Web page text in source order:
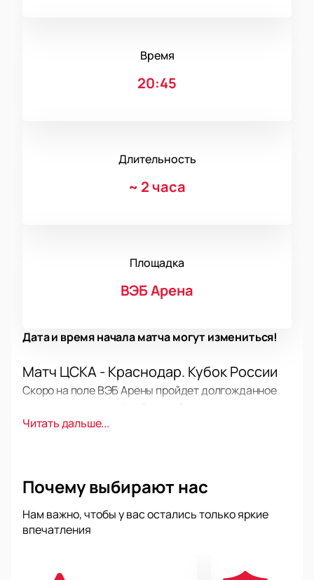
Время
20:45
Длительность
~ 2 часа
Площадка
ВЭБ Арена
Дата и время начала матча могут измениться!
Матч ЦСКА - Краснодар. Кубок России
Скоро на поле ВЭБ Арены пройдет долгожданное
сильнейшими клубами страны. Это событие станет
подарит массу эмоций от зрелищной игры. Прогноз
на матч вызывает особый интерес: обе команды
настроены только на победу.
Читать дальше...
Почему выбирают нас
Нам важно, чтобы у вас остались только яркие
впечатления